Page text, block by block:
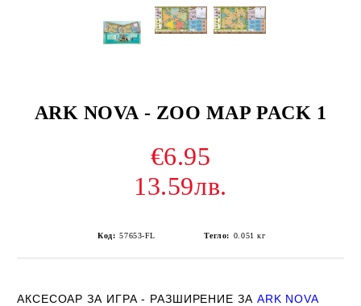
ARK NOVA - ZOO MAP PACK 1
€6.95
13.59лв.
Код: 57653-FL Тегло: 0.051 кг
АКСЕСОАР ЗА ИГРА - РАЗШИРЕНИЕ ЗА ARK NOVA